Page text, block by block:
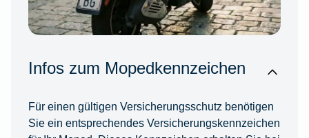
Infos zum Mopedkennzeichen
Für einen gültigen Versicherungsschutz benötigen
Sie ein entsprechendes Versicherungskennzeichen